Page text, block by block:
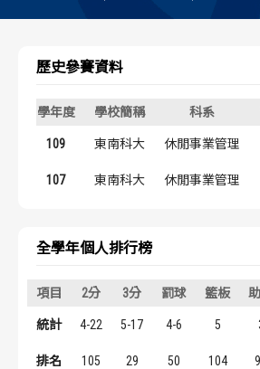
歷屆
歷屆
歷史參賽資料
學年度 學校簡稱 科系
109 東南科大 休閒事業管理
107 東南科大 休閒事業管理
全學年個人排行榜
項目 2分 3分 罰球 籃板
統計 4-22 5-17 4-6 5
排名 105 29 50 104